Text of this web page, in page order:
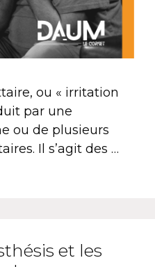
ou « irritation
par une
ou de plusieurs
Il s’agit des …
et les